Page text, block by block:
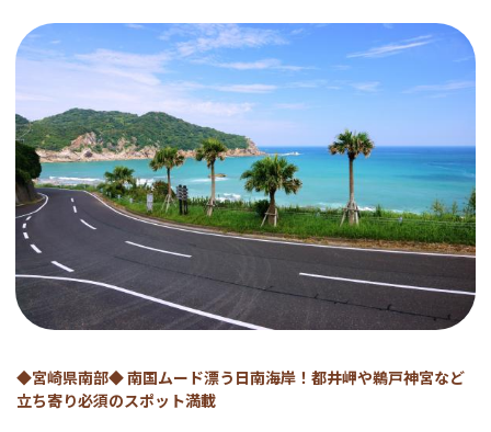
◆宮崎県南部◆ 南国ムード漂う日南海岸！都井岬や鵜戸神宮など
立ち寄り必須のスポット満載